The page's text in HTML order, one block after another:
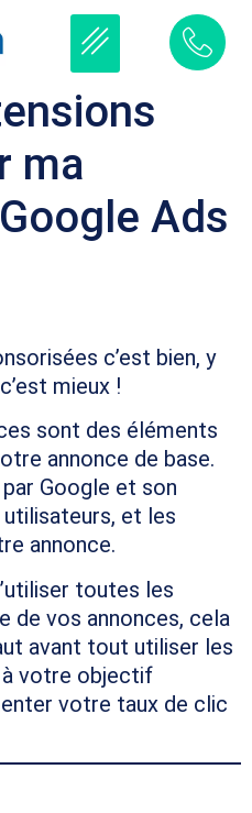
ma
Ads
c’est bien, y
mieux !
sont des éléments
annonce de base.
Google et son
et les
annonce.
toutes les
de vos annonces, cela
avant tout utiliser les
à votre objectif
votre taux de clic